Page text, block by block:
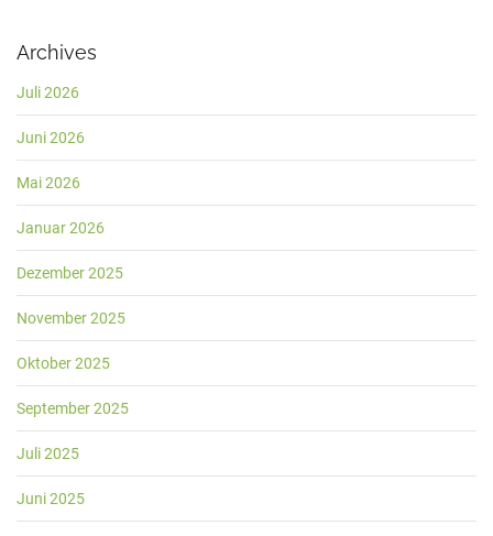
Archives
Juli 2026
Juni 2026
Mai 2026
Januar 2026
Dezember 2025
November 2025
Oktober 2025
September 2025
Juli 2025
Juni 2025